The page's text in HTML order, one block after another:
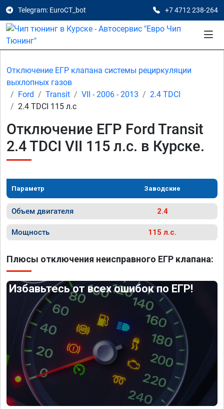
Telegram: EuroCT_bot +7 4712 238-264
Отключение ЕГР клапана системы рециркуляции
выхлопных газов
Ford
Transit VII - 2006 - 2013
2.4 TDCI
2.4 TDCI 115 л.с
Отключение ЕГР Ford Transit
2.4 TDCI VII 115 л.с. в Курске.
Параметр Заводские
Объем двигателя 2.4
Мощность 115 л.с.
Плюсы отключения неисправного ЕГР клапана:
Избавьтесь от всех ошибок по ЕГР!